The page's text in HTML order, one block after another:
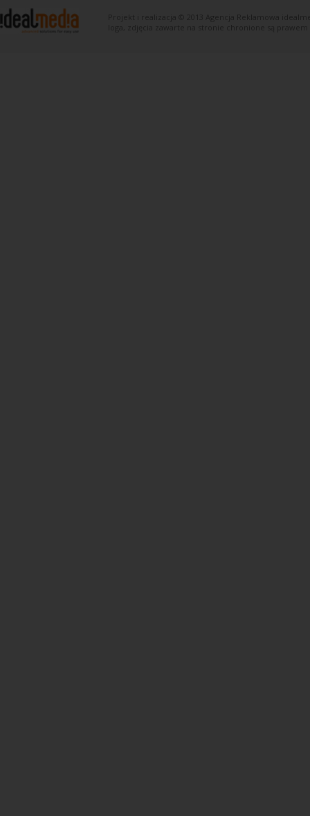
Projekt i realizacja © 2013 Agencja Reklamowa
loga, zdjęcia zawarte na stronie chronione są